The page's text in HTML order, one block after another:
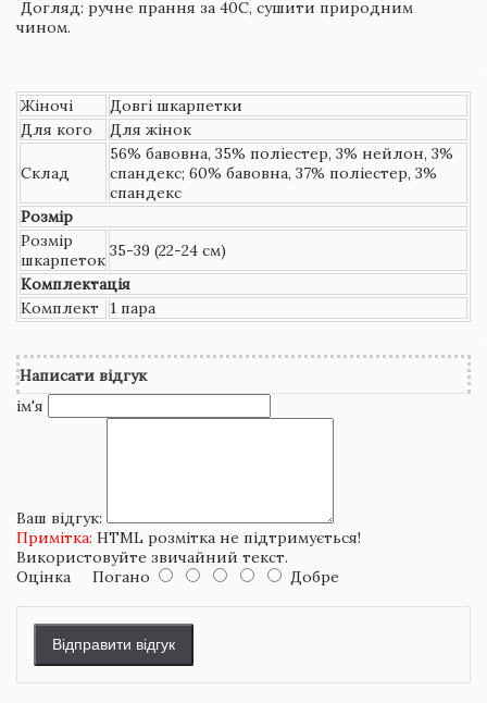
Догляд: ручне прання за 40С, сушити природним
чином.
Жіночі
Довгі шкарпетки
Для кого
Для жінок
Склад
56% бавовна, 35% поліестер, 3% нейлон, 3%
спандекс; 60% бавовна, 37% поліестер, 3%
спандекс
Розмір
Розмір
шкарпеток 35-39 (22-24 см)
Комплектація
Комплект
1 пара
Написати відгук
ім'я
Ваш відгук:
Примітка: HTML розмітка не підтримується!
Використовуйте звичайний текст.
Оцінка Погано Добре
Відправити відгук